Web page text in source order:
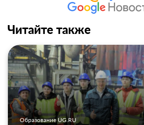
Читайте также
Образование UG.RU